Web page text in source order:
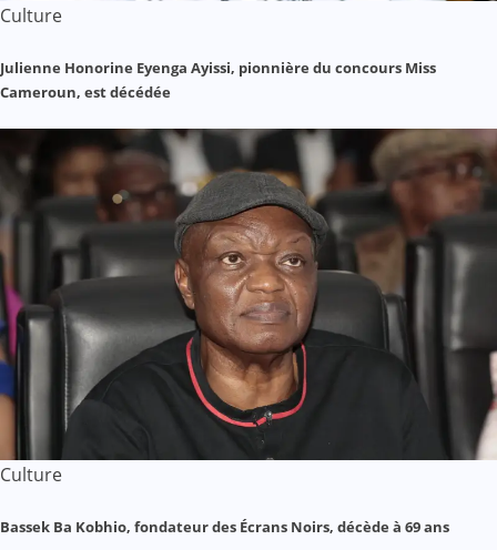
Culture
Julienne Honorine Eyenga Ayissi, pionnière du concours Miss
Cameroun, est décédée
Culture
Bassek Ba Kobhio, fondateur des Écrans Noirs, décède à 69 ans